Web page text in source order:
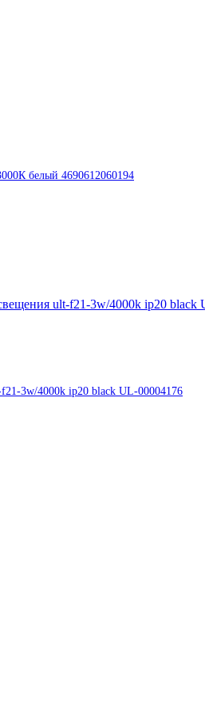
белый 4690612060194
3w/4000k ip20 black UL-00004176